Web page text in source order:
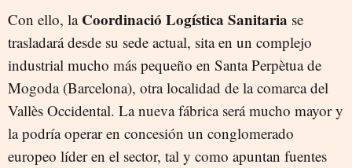
Con ello, la Coordinació Logística Sanitaria se
trasladará desde su sede actual, sita en un complejo
industrial mucho más pequeño en Santa Perpètua de
Mogoda (Barcelona), otra localidad de la comarca del
Vallès Occidental. La nueva fábrica será mucho mayor y
la podría operar en concesión un conglomerado
europeo líder en el sector, tal y como apuntan fuentes